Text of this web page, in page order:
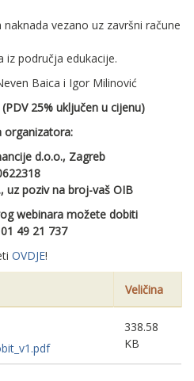
vezano uz završni račune
iz područja edukacije.
Baica i Igor Milinović
(PDV 25% uključen u cijenu)
organizatora:
d.o.o., Zagreb
uz poziv na broj-vaš OIB
webinara možete dobiti
49 21 737
OVDJE!
Veličina
338.58
KB